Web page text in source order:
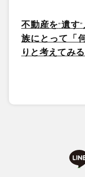
不動産を“遺す”
族にとって「
りと考えてみ